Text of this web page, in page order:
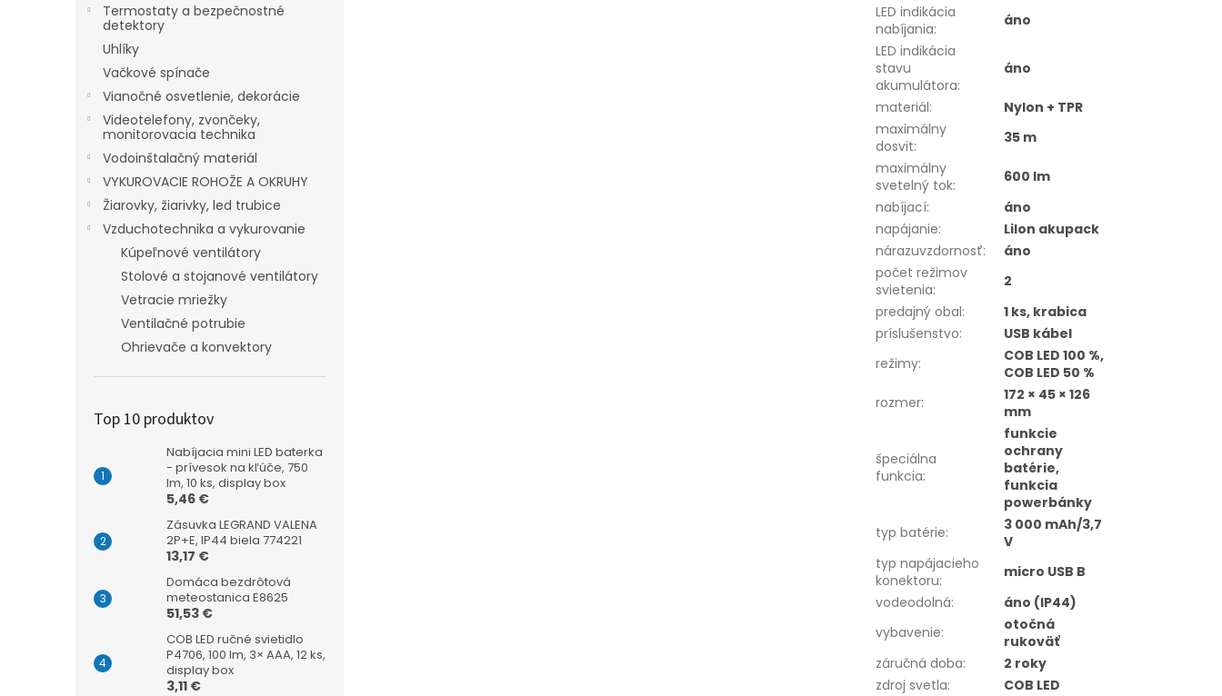
Termostaty a bezpečnostné
detektory
Uhlíky
Vačkové spínače
Vianočné osvetlenie, dekorácie
Videotelefony, zvončeky,
monitorovacia technika
Vodoinštalačný materiál
VYKUROVACIE ROHOŽE A OKRUHY
Žiarovky, žiarivky, led trubice
Vzduchotechnika a vykurovanie
Kúpeľnové ventilátory
Stolové a stojanové ventilátory
Vetracie mriežky
Ventilačné potrubie
Ohrievače a konvektory
Top 10 produktov
Nabíjacia mini LED baterka
- prívesok na kľúče, 750
lm, 10 ks, display box
5,46 €
Zásuvka LEGRAND VALENA
2P+E, IP44 biela 774221
13,17 €
Domáca bezdrôtová
meteostanica E8625
51,53 €
COB LED ručné svietidlo
P4706, 100 lm, 3× AAA, 12 ks,
display box
3,11 €
LED indikácia
nabíjania:
áno
LED indikácia
stavu
akumulátora:
áno
materiál:
Nylon + TPR
maximálny
dosvit:
35 m
maximálny
svetelný tok:
600 lm
nabíjací:
áno
napájanie:
LiIon akupack
nárazuvzdornosť:
áno
počet režimov
svietenia:
2
predajný obal:
1 ks, krabica
príslušenstvo:
USB kábel
režimy:
COB LED 100 %,
COB LED 50 %
rozmer:
172 × 45 × 126
mm
špeciálna
funkcia:
funkcie
ochrany
batérie,
funkcia
powerbánky
typ batérie:
3 000 mAh/3,7
V
typ napájacieho
konektoru:
micro USB B
vodeodolná:
áno (IP44)
vybavenie:
otočná
rukoväť
záručná doba:
2 roky
zdroj svetla:
COB LED